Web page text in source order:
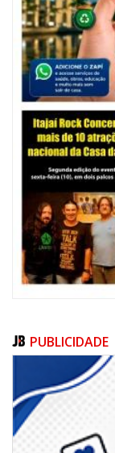
06/08/2026 | 10:14
Defesa Civil de SC
entenda como o
ITAPEMA
PUBLICIDADE